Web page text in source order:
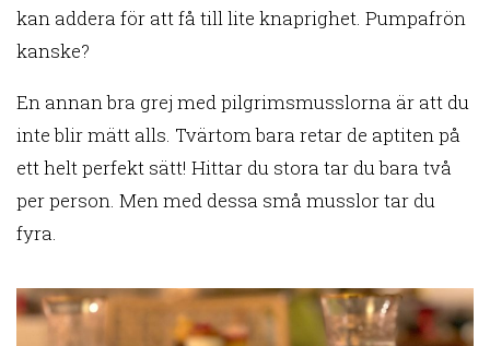
kan addera för att få till lite knaprighet. Pumpafrön
kanske?
En annan bra grej med pilgrimsmusslorna är att du
inte blir mätt alls. Tvärtom bara retar de aptiten på
ett helt perfekt sätt! Hittar du stora tar du bara två
per person. Men med dessa små musslor tar du
fyra.